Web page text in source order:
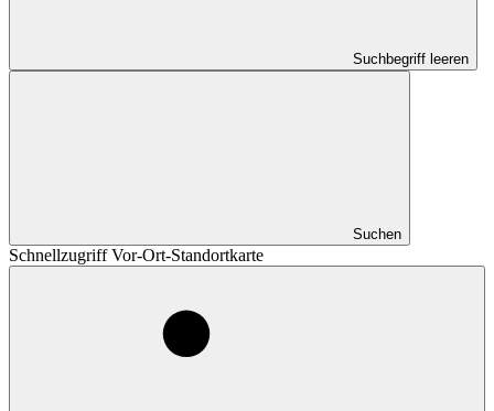
Suchbegriff leeren
Suchen
Schnellzugriff Vor-Ort-Standortkarte